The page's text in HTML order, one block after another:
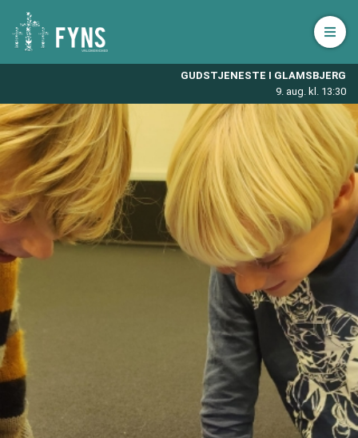
GUDSTJENESTE I GLAMSBJERG
9. aug. kl. 13:30
Åbn